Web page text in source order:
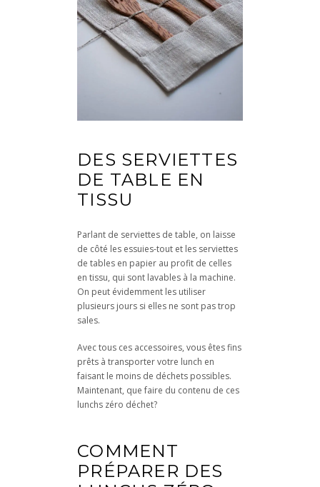
DES SERVIETTES
DE TABLE EN
TISSU
Parlant de serviettes de table, on laisse
de côté les essuies-tout et les serviettes
de tables en papier au profit de celles
en tissu, qui sont lavables à la machine.
On peut évidemment les utiliser
plusieurs jours si elles ne sont pas trop
sales.
Avec tous ces accessoires, vous êtes fins
prêts à transporter votre lunch en
faisant le moins de déchets possibles.
Maintenant, que faire du contenu de ces
lunchs zéro déchet?
COMMENT
PRÉPARER DES